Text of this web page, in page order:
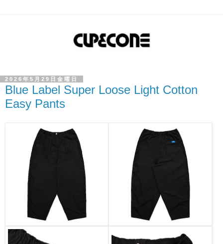
2026年5月29日金曜日
Blue Label Super Loose Light Cotton
Easy Pants